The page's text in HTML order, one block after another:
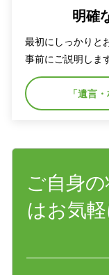
明確
最初にしっかりと
事前にご説明しま
「遺言
ご自身
はお気